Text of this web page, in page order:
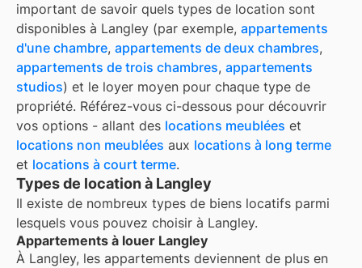
important de savoir quels types de location sont
disponibles à Langley (par exemple, appartements
d'une chambre, appartements de deux chambres,
appartements de trois chambres, appartements
studios) et le loyer moyen pour chaque type de
propriété. Référez-vous ci-dessous pour découvrir
vos options - allant des locations meublées et
locations non meublées aux locations à long terme
et locations à court terme.
Types de location à Langley
Il existe de nombreux types de biens locatifs parmi
lesquels vous pouvez choisir à Langley.
Appartements à louer Langley
À Langley, les appartements deviennent de plus en